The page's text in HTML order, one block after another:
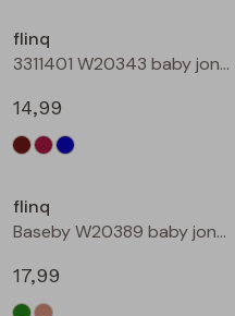
Bermuda's
flinq
3311401 W20343 baby jongens sweater Petrol
14,99
flinq
Baseby W20389 baby jongens vest Taupe
17,99